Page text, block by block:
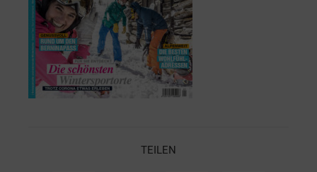
TEILEN